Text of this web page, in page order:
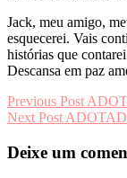
Jack, meu amigo,
esquecerei. Vais
histórias que
Descansa em paz
Navegação
de
artigos
Previous Post
Next Post
Deixe um